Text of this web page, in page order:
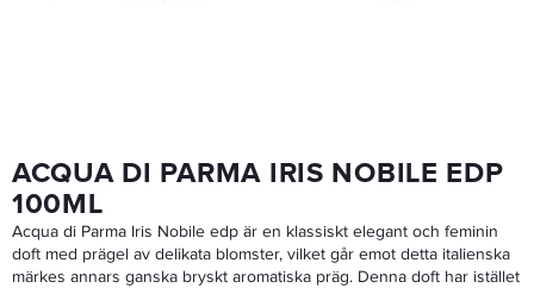
ACQUA DI PARMA IRIS NOBILE EDP
100ML
Acqua di Parma Iris Nobile edp är en klassiskt elegant och feminin
doft med prägel av delikata blomster, vilket går emot detta italienska
märkes annars ganska bryskt aromatiska präg. Denna doft har istället